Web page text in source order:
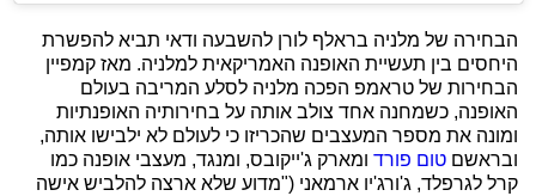
הבחירה של מלניה בראלף לורן להשבעה ודאי תביא להפשרת
היחסים בין תעשיית האופנה האמריקאית למלניה. מאז קמפיין
הבחירות של טראמפ הפכה מלניה לסלע המריבה בעולם
האופנה, כשמחנה אחד צולב אותה על בחירותיה האופנתיות
ומונה את מספר המעצבים שהכריזו כי לעולם לא ילבישו אותה,
ובראשם טום פורדומארק ג'ייקובס, ומנגד, מעצבי אופנה כמו
קרל לגרפלד, ג'ורג'יו ארמאני ("מדוע שלא ארצה להלביש אישה